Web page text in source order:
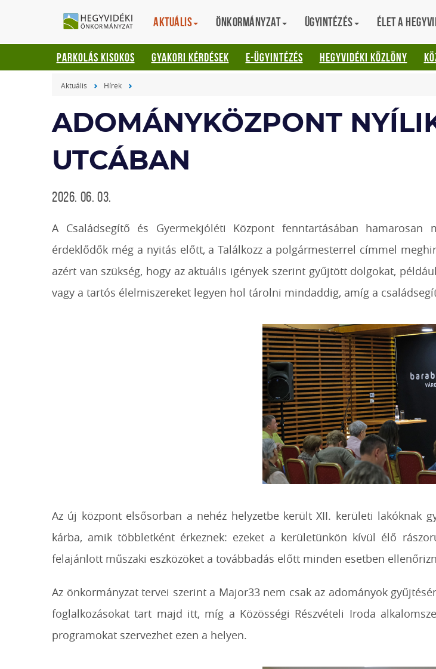
HEGYVIDÉKI
ÖNKORMÁNYZAT
Aktuális Önkormányzat Ügyintézés Élet a
English Translation
PARKOLÁS KISOKOS GYAKORI KÉRDÉSEK E-ÜGYINTÉZÉS HEGYVIDÉKI KÖZLÖNY
Aktuális Hírek
ADOMÁNYKÖZPONT
UTCÁBAN
2026. 06. 03.
A Családsegítő és Gyermekjóléti Központ fenntartásában
érdeklődők még a nyitás előtt, a Találkozz a polgármesterrel címmel
azért van szükség, hogy az aktuális igények szerint gyűjtött dolgokat,
vagy a tartós élelmiszereket legyen hol tárolni mindaddig, amíg a
Az új központ elsősorban a nehéz helyzetbe került XII. kerületi lakóknak
kárba, amik többletként érkeznek: ezeket a kerületünkön kívül élő
felajánlott műszaki eszközöket a továbbadás előtt minden esetben
Az önkormányzat tervei szerint a Major33 nem csak az adományok
foglalkozásokat tart majd itt, míg a Közösségi Részvételi Iroda
programokat szervezhet ezen a helyen.